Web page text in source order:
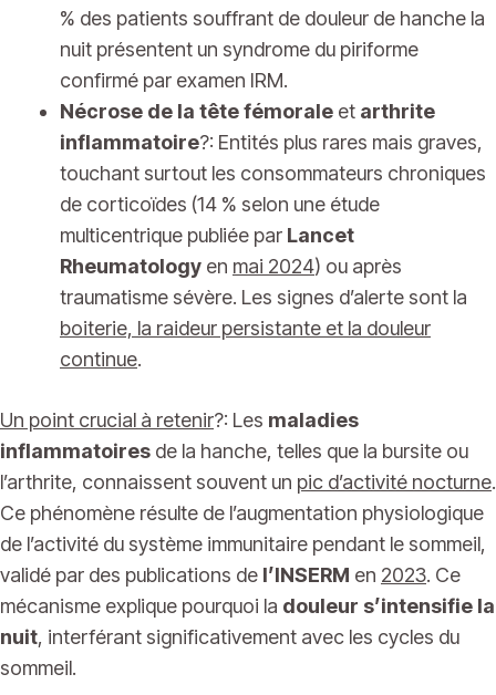
% des patients souffrant de douleur de hanche la
nuit présentent un syndrome du piriforme
confirmé par examen IRM.
Nécrose de la tête fémorale et arthrite
inflammatoire?: Entités plus rares mais graves,
touchant surtout les consommateurs chroniques
de corticoïdes (14 % selon une étude
multicentrique publiée par Lancet
Rheumatology en mai 2024) ou après
traumatisme sévère. Les signes d’alerte sont la
boiterie, la raideur persistante et la douleur
continue.
Un point crucial à retenir?: Les maladies
inflammatoires de la hanche, telles que la bursite ou
l’arthrite, connaissent souvent un pic d’activité nocturne.
Ce phénomène résulte de l’augmentation physiologique
de l’activité du système immunitaire pendant le sommeil,
validé par des publications de l’INSERM en 2023. Ce
mécanisme explique pourquoi la douleur s’intensifie la
nuit, interférant significativement avec les cycles du
sommeil.